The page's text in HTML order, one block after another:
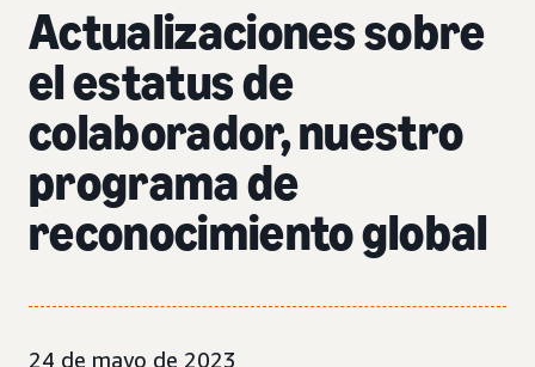
Actualizaciones sobre
el estatus de
colaborador, nuestro
programa de
reconocimiento global
24 de mayo de 2023